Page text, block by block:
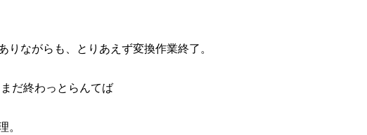
りながらも、とりあえず変換作業終了。
だ終わっとらんてば
。